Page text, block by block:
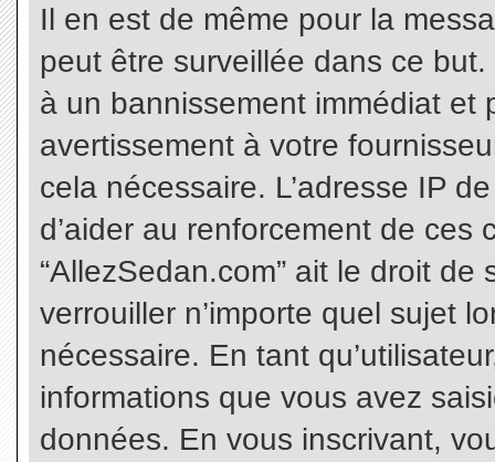
Il en est de même pour la
peut être surveillée dans ce
à un bannissement immédiat et
avertissement à votre
cela nécessaire. L’adresse IP
d’aider au renforcement de
“AllezSedan.com” ait le droit de
verrouiller n’importe quel sujet
nécessaire. En tant
informations que vous avez
données. En vous inscrivant,